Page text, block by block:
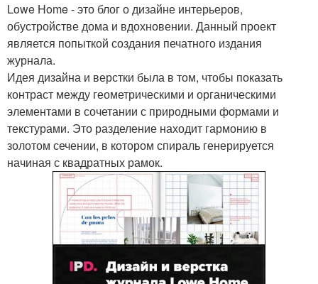
Lowe Home - это блог о дизайне интерьеров,
обустройстве дома и вдохновении. Данный проект
является попыткой создания печатного издания
журнала.
Идея дизайна и верстки была в том, чтобы показать
контраст между геометрическими и органическими
элементами в сочетании с природными формами и
текстурами. Это разделение находит гармонию в
золотом сечении, в котором спираль генерируется
начиная с квадратных рамок.